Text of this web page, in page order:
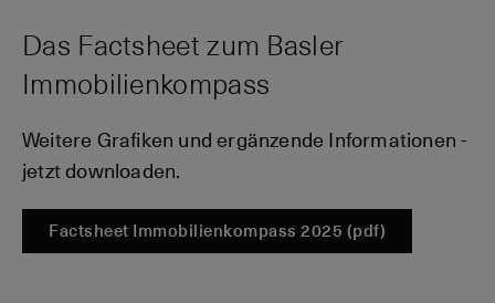
Das Factsheet zum Basler
Immobilienkompass
Weitere Grafiken und ergänzende Informationen -
jetzt downloaden.
Factsheet Immobilienkompass 2025 (pdf)